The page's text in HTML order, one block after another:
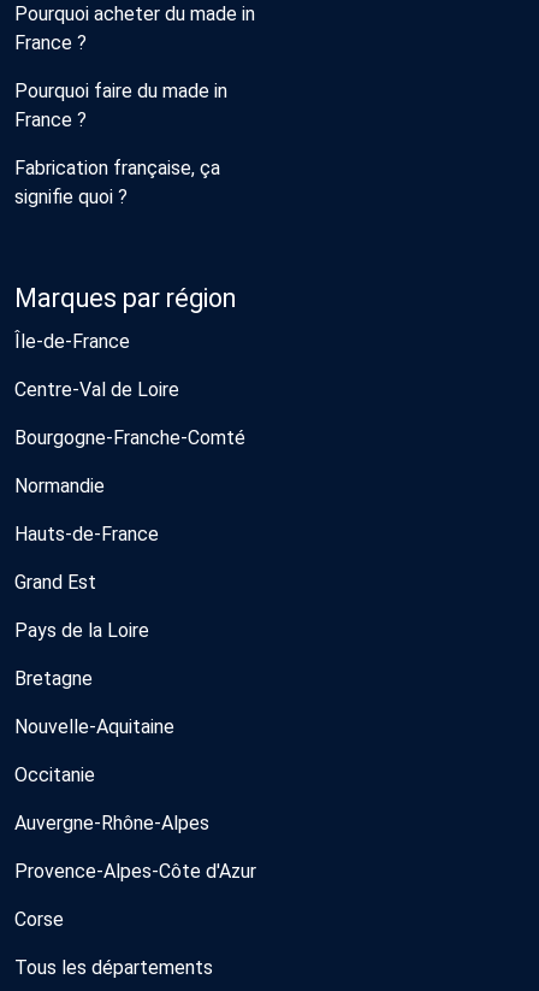
Pourquoi acheter du made in
France ?
Pourquoi faire du made in
France ?
Fabrication française, ça
signifie quoi ?
Marques par région
Île-de-France
Centre-Val de Loire
Bourgogne-Franche-Comté
Normandie
Hauts-de-France
Grand Est
Pays de la Loire
Bretagne
Nouvelle-Aquitaine
Occitanie
Auvergne-Rhône-Alpes
Provence-Alpes-Côte d'Azur
Corse
Tous les départements